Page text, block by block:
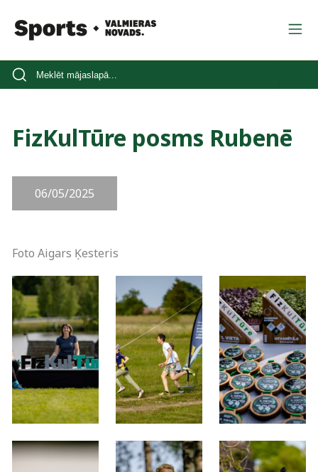
FizKulTūre posms Rubenē
06/05/2025
Foto Aigars Ķesteris